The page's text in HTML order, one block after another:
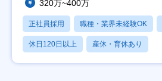
320万~400万
正社員採用 職種・業界未経験OK
休日120日以上 産休・育休あり